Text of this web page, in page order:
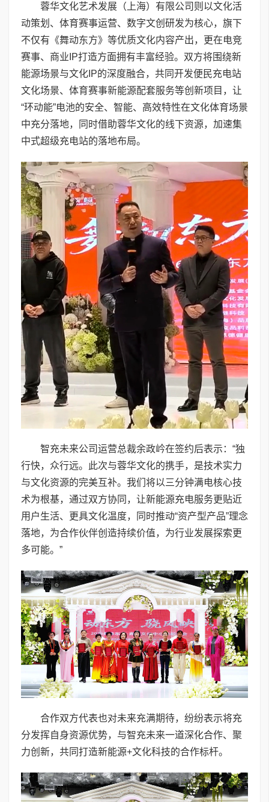
蓉华文化艺术发展（上海）有限公司则以文化活
动策划、体育赛事运营、数字文创研发为核心，旗下
不仅有《舞动东方》等优质文化内容产出，更在电竞
赛事、商业IP打造方面拥有丰富经验。双方将围绕新
能源场景与文化IP的深度融合，共同开发便民充电站
文化场景、体育赛事新能源配套服务等创新项目，让
“环动能”电池的安全、智能、高效特性在文化体育场景
中充分落地，同时借助蓉华文化的线下资源，加速集
中式超级充电站的落地布局。
智充未来公司运营总裁余政岒在签约后表示：“独
行快，众行远。此次与蓉华文化的携手，是技术实力
与文化资源的完美互补。我们将以三分钟满电核心技
术为根基，通过双方协同，让新能源充电服务更贴近
用户生活、更具文化温度，同时推动“资产型产品”理念
落地，为合作伙伴创造持续价值，为行业发展探索更
多可能。”
合作双方代表也对未来充满期待，纷纷表示将充
分发挥自身资源优势，与智充未来一道深化合作、聚
力创新，共同打造新能源+文化科技的合作标杆。